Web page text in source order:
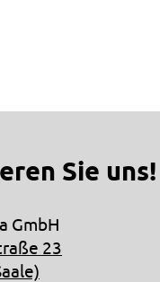
Sie uns!
GmbH
23